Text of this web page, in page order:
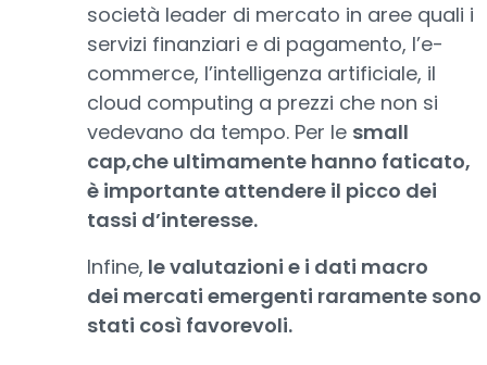
società leader di mercato in aree quali i
servizi finanziari e di pagamento, l’e-
commerce, l’intelligenza artificiale, il
cloud computing a prezzi che non si
vedevano da tempo. Per le small
cap,che ultimamente hanno faticato,
è importante attendere il picco dei
tassi d’interesse.
Infine, le valutazioni e i dati macro
dei mercati emergenti raramente sono
stati così favorevoli.